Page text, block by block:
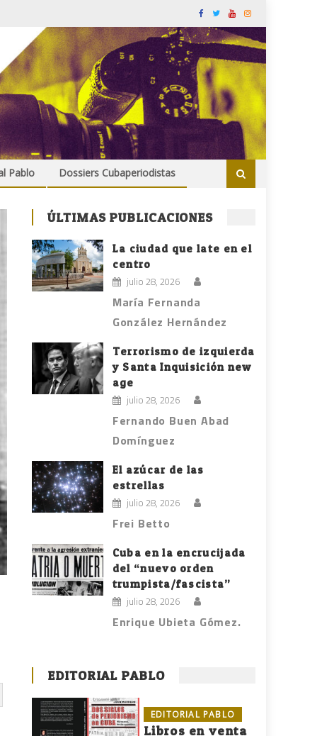
Pablo Dossiers Cubaperiodistas
ÚLTIMAS PUBLICACIONES
La ciudad que late en el
centro
julio 28, 2026
María Fernanda
González Hernández
Terrorismo de izquierda
y Santa Inquisición new
age
julio 28, 2026
Fernando Buen Abad
Domínguez
El azúcar de las
estrellas
julio 28, 2026
Frei Betto
Cuba en la encrucijada
del “nuevo orden
trumpista/fascista”
julio 28, 2026
Enrique Ubieta Gómez.
EDITORIAL PABLO
EDITORIAL PABLO
Libros en venta